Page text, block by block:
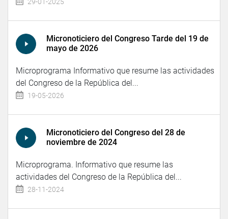
Micronoticiero del Congreso Tarde del 19 de
mayo de 2026
Microprograma Informativo que resume las actividades
del Congreso de la República del...
19-05-2026
Micronoticiero del Congreso del 28 de
noviembre de 2024
Microprograma. Informativo que resume las
actividades del Congreso de la República del...
28-11-2024